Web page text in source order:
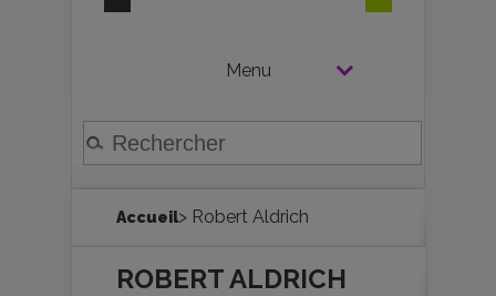
Menu
Accueil> Robert Aldrich
ROBERT ALDRICH